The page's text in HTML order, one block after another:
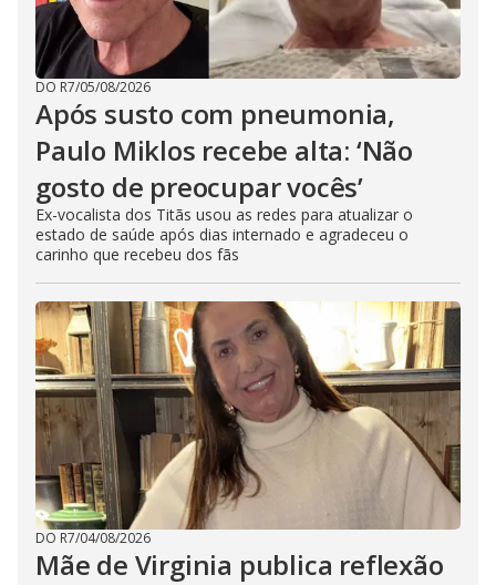
DO R7/05/08/2026
Após susto com pneumonia,
Paulo Miklos recebe alta: ‘Não
gosto de preocupar vocês’
Ex-vocalista dos Titãs usou as redes para atualizar o
estado de saúde após dias internado e agradeceu o
carinho que recebeu dos fãs
DO R7/04/08/2026
Mãe de Virginia publica reflexão